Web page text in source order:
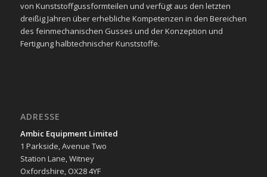
von Kunststoffgussformteilen und verfügt aus den letzten
dreißig Jahren über erhebliche Kompetenzen in den Bereichen
des feinmechanischen Gusses und der Konzeption und
Fertigung halbtechnischer Kunststoffe.
ADRESSE
Ambic Equipment Limited
1 Parkside, Avenue Two
Station Lane, Witney
Oxfordshire, OX28 4YF